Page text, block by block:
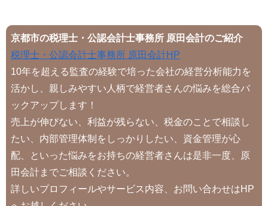
京都市の税理士・公認会計士事務所 原田会計のご紹介
税理士・公認会計士事務所 原田会計HP
10年を超える監査の経験で培った会社の経営分析能力を
活かし、親しみやすい人柄で経営者さんの悩みを総合バ
ックアップします！
売上が伸びない、利益が残らない、税金のことで相談し
たい、内部管理体制をしっかりしたい、資金管理が心
配、といった悩みをお持ちの経営者さんは是非一度、原
田会計までご相談ください。
詳しいプロフィールやサービス内容、お問い合わせはHP